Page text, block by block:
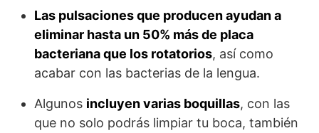
Las pulsaciones que producen ayudan a
eliminar hasta un 50% más de placa
bacteriana que los rotatorios, así como
acabar con las bacterias de la lengua.
Algunos incluyen varias boquillas, con las
que no solo podrás limpiar tu boca, también